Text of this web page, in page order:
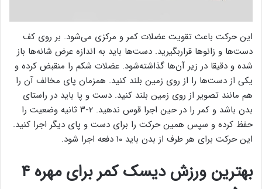
این حرکت باعث تقویت عضلات کمر و مرکزی می‌شود. بر روی کف
دست‌ها و زانوها قراربگیرید. دست‌ها باید به اندازه عرض شانه‌ها باز
شده و دقیقا در زیر آن‌ها گذاشته‌شود. عضلات شکم را منقبض کرده و
یکی از دست‌ها را از روی زمین بلند کنید. همزمان پای مخالف آن را
هم مانند تصویر از روی زمین بلند کنید. دست و پا باید در راستای
بدن باشد و کمر را در حین اجرا قوس ندهید. ۲-۳ ثانیه وضعیت را
حفظ کرده و سپس همین حرکت را برای دست و پای دیگر اجرا کنید.
این حرکت برای هر طرف از بدن باید ۱۰ دفعه اجرا شود.
بهترین ورزش دیسک کمر برای مهره ۴